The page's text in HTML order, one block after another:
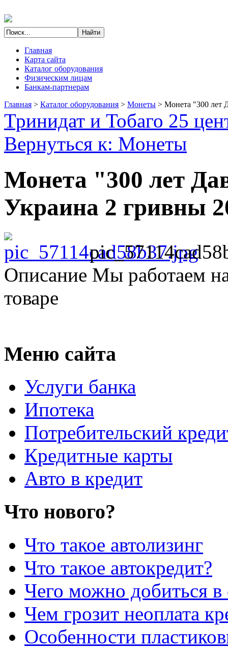
Главная
Карта сайта
Каталог оборудования
Физическим лицам
Банкам-партнерам
Главная > Каталог оборудования > Монеты > Монета "300 лет
Тринидат и Тобаго 25
Вернуться к: Монеты
Монета "300 лет
Украина 2 гривны
Описание Мы работаем
товаре
Меню сайта
Услуги банка
Ипотека
Потребительский
Кредитные карты
Авто в кредит
Что нового?
Что такое автолизинг
Что такое автокредит?
Чего можно добиться в
Чем грозит неоплата
Особенности